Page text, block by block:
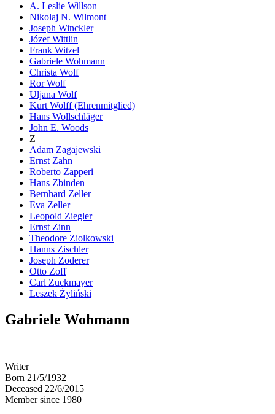
A. Leslie Willson
Nikolaj N. Wilmont
Joseph Winckler
Józef Wittlin
Frank Witzel
Gabriele Wohmann
Christa Wolf
Ror Wolf
Uljana Wolf
Kurt Wolff (Ehrenmitglied)
Hans Wollschläger
John E. Woods
Z
Adam Zagajewski
Ernst Zahn
Roberto Zapperi
Hans Zbinden
Bernhard Zeller
Eva Zeller
Leopold Ziegler
Ernst Zinn
Theodore Ziolkowski
Hanns Zischler
Joseph Zoderer
Otto Zoff
Carl Zuckmayer
Leszek Żyliński
Gabriele Wohmann
Writer
Born 21/5/1932
Deceased 22/6/2015
Member since 1980